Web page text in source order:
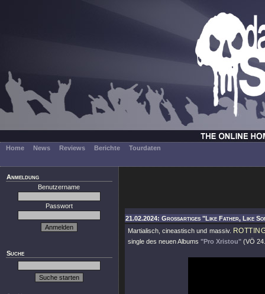
Home News Reviews Berichte Tourdaten
Anmeldung
Benutzername
Passwort
Suche
21.02.2024: Großartiges "Like Father, Like
Martialisch, cineastisch und massiv.
single des neuen Albums "Pro Xristou" (VÖ